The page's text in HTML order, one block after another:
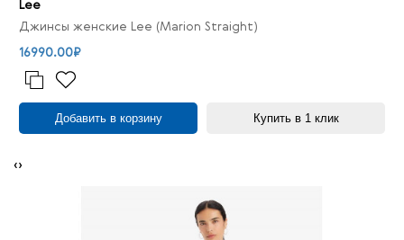
Lee
Джинсы женские Lee (Marion Straight)
16990.00₽
Добавить в корзину Купить в 1 клик
‹›